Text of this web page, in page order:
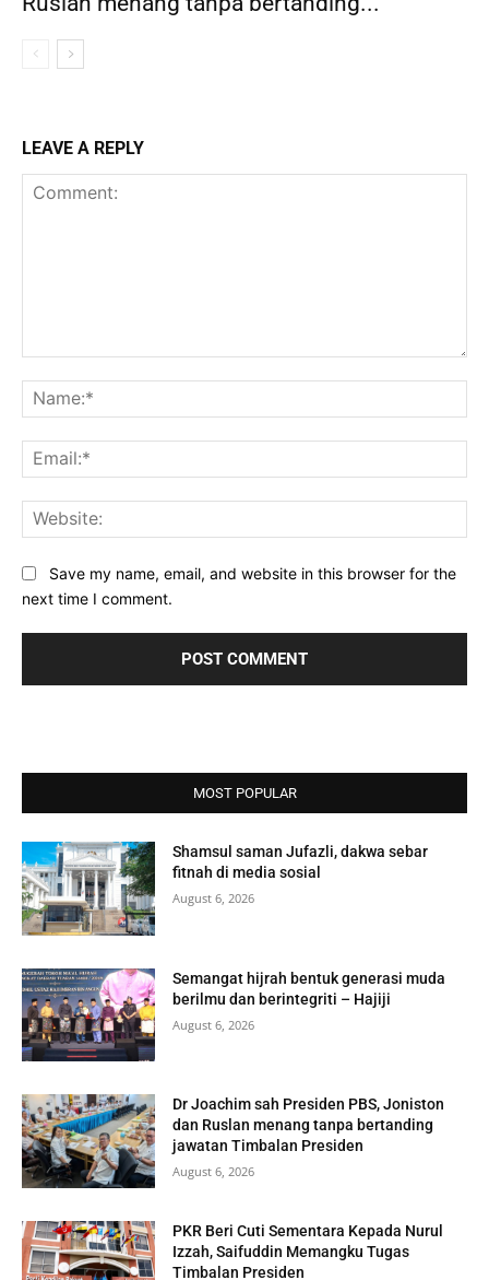
LEAVE A REPLY
Save my name, email, and website in this browser for the
next time I comment.
MOST POPULAR
Shamsul saman Jufazli, dakwa sebar
fitnah di media sosial
August 6, 2026
Semangat hijrah bentuk generasi muda
berilmu dan berintegriti – Hajiji
August 6, 2026
Dr Joachim sah Presiden PBS, Joniston
dan Ruslan menang tanpa bertanding
jawatan Timbalan Presiden
August 6, 2026
PKR Beri Cuti Sementara Kepada Nurul
Izzah, Saifuddin Memangku Tugas
Timbalan Presiden